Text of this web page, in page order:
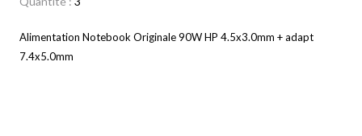
Alimentation Notebook Originale 90W HP 4.5x3.0mm + adapt
7.4x5.0mm